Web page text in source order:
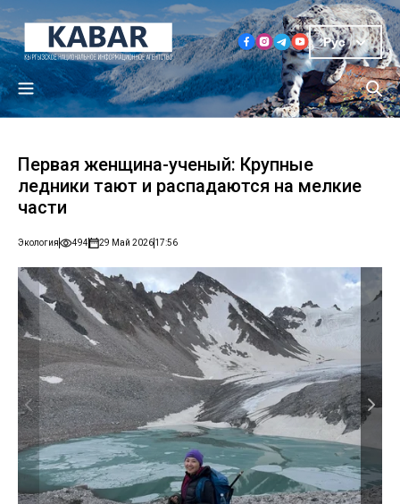
Рус
Первая женщина-ученый: Крупные
ледники тают и распадаются на мелкие
части
Экология 494 29 Май 202617:56